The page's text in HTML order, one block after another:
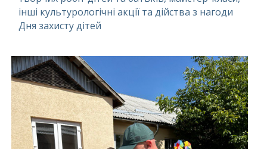
інші культурологічні акції та дійства з нагоди
Дня захисту дітей